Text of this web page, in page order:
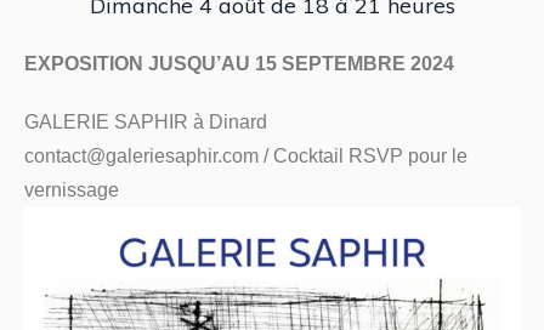
EXPOSITION JUSQU’AU 15 SEPTEMBRE 2024
GALERIE SAPHIR à Dinard
contact@galeriesaphir.com / Cocktail RSVP pour le
vernissage